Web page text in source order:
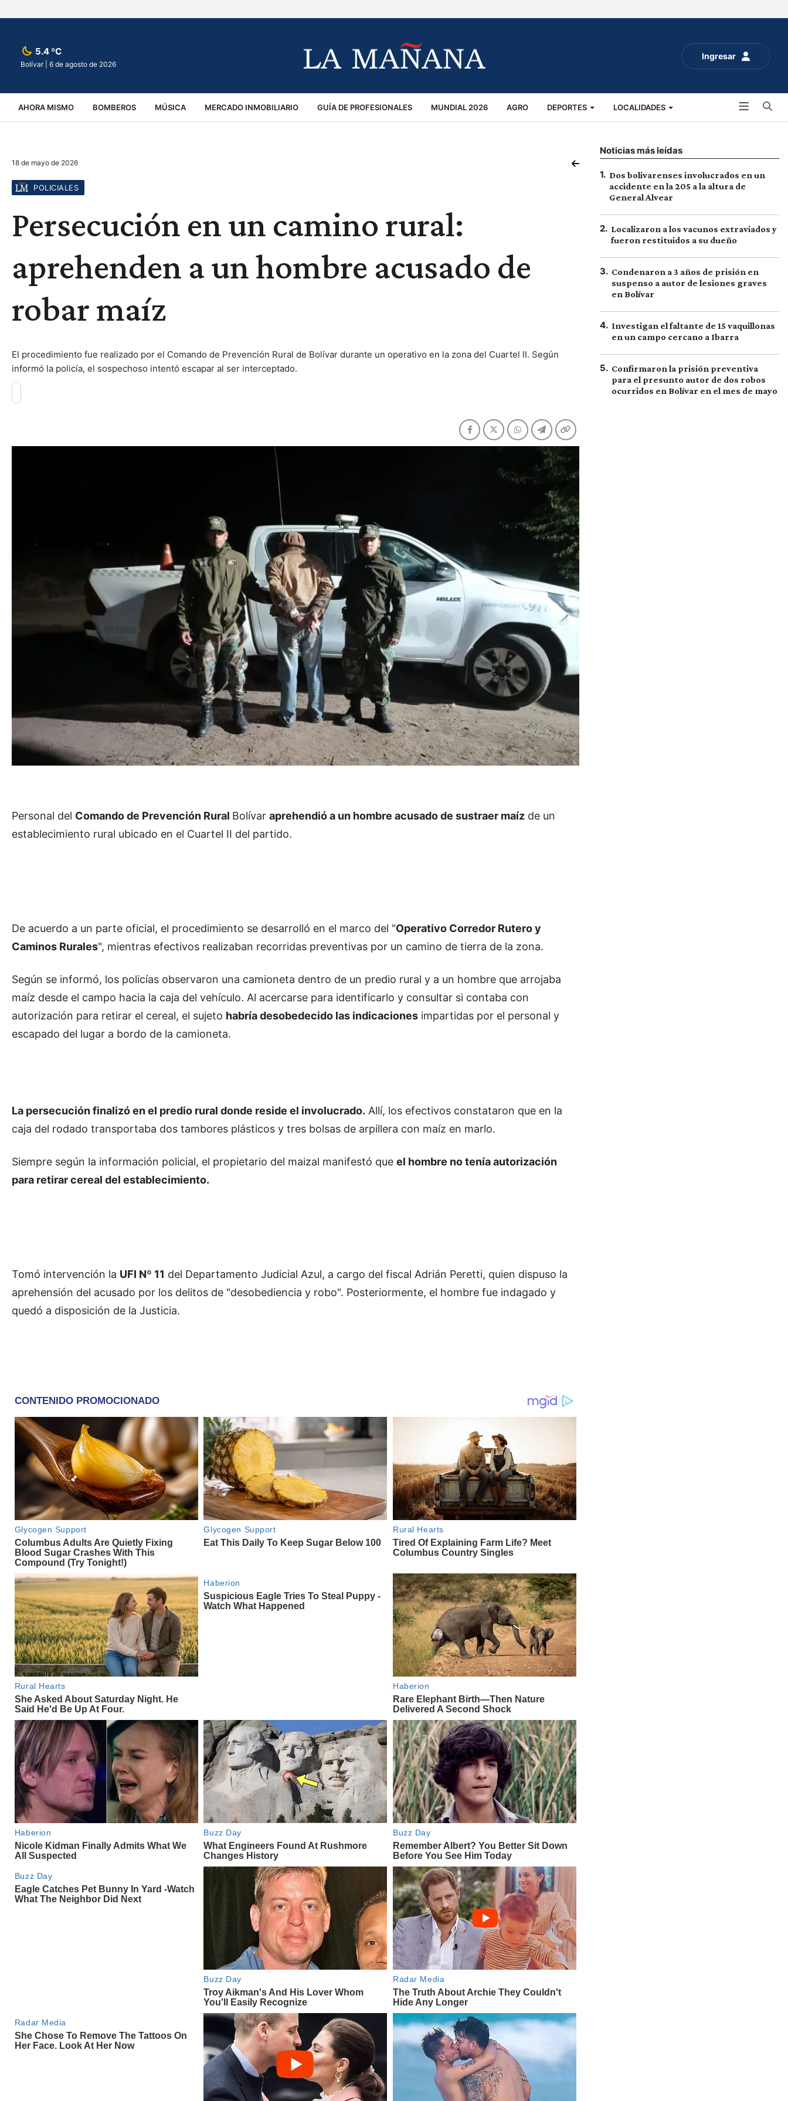
Ingresar
5.4 ºC
Bolívar | 6 de agosto de 2026
AHORA MISMO BOMBEROS MÚSICA MERCADO INMOBILIARIO GUÍA DE PROFESIONALES MUNDIAL 2026 AGRO DEPORTES LOCALIDADES
VIRALES ACCIDENTES
18 de mayo de 2026
POLICIALES
Persecución en un camino rural:
aprehenden a un hombre acusado de
robar maíz
El procedimiento fue realizado por el Comando de Prevención Rural de Bolívar durante un operativo en la zona del Cuartel II. Según
informó la policía, el sospechoso intentó escapar al ser interceptado.
Personal del Comando de Prevención Rural Bolívar aprehendió a un hombre acusado de sustraer maíz de un
establecimiento rural ubicado en el Cuartel II del partido.
De acuerdo a un parte oficial, el procedimiento se desarrolló en el marco del "Operativo Corredor Rutero y
Caminos Rurales", mientras efectivos realizaban recorridas preventivas por un camino de tierra de la zona.
Según se informó, los policías observaron una camioneta dentro de un predio rural y a un hombre que arrojaba
maíz desde el campo hacia la caja del vehículo. Al acercarse para identificarlo y consultar si contaba con
autorización para retirar el cereal, el sujeto habría desobedecido las indicaciones impartidas por el personal y
escapado del lugar a bordo de la camioneta.
La persecución finalizó en el predio rural donde reside el involucrado. Allí, los efectivos constataron que en la
caja del rodado transportaba dos tambores plásticos y tres bolsas de arpillera con maíz en marlo.
Siempre según la información policial, el propietario del maizal manifestó que el hombre no tenía autorización
para retirar cereal del establecimiento.
Tomó intervención la UFI Nº 11 del Departamento Judicial Azul, a cargo del fiscal Adrián Peretti, quien dispuso la
aprehensión del acusado por los delitos de "desobediencia y robo". Posteriormente, el hombre fue indagado y
quedó a disposición de la Justicia.
Noticias más leídas
1. Dos bolivarenses involucrados en un
accidente en la 205 a la altura de
General Alvear
2. Localizaron a los vacunos extraviados y
fueron restituidos a su dueño
3. Condenaron a 3 años de prisión en
suspenso a autor de lesiones graves
en Bolívar
4. Investigan el faltante de 15 vaquillonas
en un campo cercano a Ibarra
5. Confirmaron la prisión preventiva
para el presunto autor de dos robos
ocurridos en Bolívar en el mes de mayo